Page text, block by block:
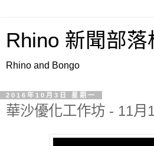
Rhino 新聞部落
Rhino and Bongo
2016年10月3日 星期一
華沙優化工作坊 - 11月